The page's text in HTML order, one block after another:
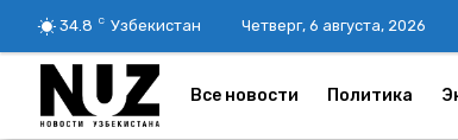
34.8 C Узбекистан Четверг, 6 августа, 2026
Все новости Политика